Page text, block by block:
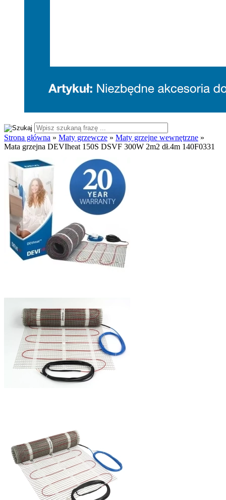
Strona główna » Maty grzewcze » Maty grzejne wewnętrzne »
Mata grzejna DEVIheat 150S DSVF 300W 2m2 dł.4m 140F0331